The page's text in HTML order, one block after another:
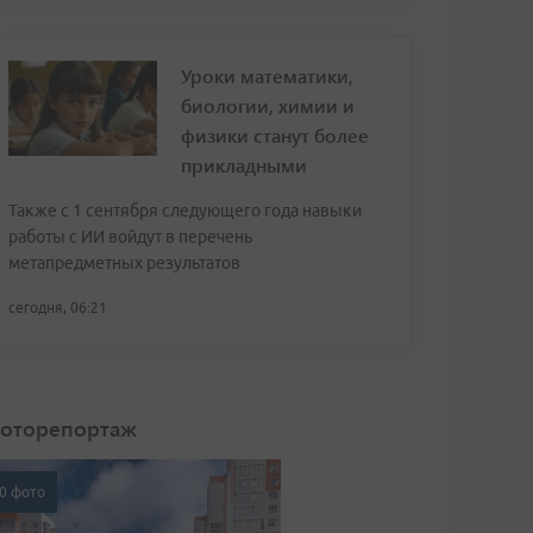
Уроки математики,
биологии, химии и
физики станут более
прикладными
Также с 1 сентября следующего года навыки
работы с ИИ войдут в перечень
метапредметных результатов
сегодня, 06:21
фото